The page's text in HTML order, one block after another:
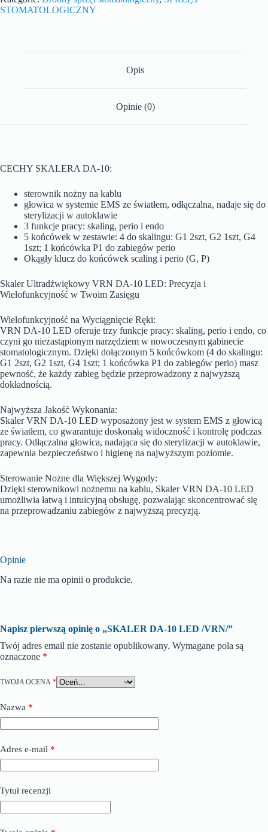
STOMATOLOGICZNY
Opis
Opinie (0)
CECHY SKALERA DA-10:
sterownik nożny na kablu
głowica w systemie EMS ze światłem, odłączalna, nadaje się do
sterylizacji w autoklawie
3 funkcje pracy: skaling, perio i endo
5 końcówek w zestawie: 4 do skalingu: G1 2szt, G2 1szt, G4
1szt; 1 końcówka P1 do zabiegów perio
Okągły klucz do końcówek scaling i perio (G, P)
Skaler Ultradźwiękowy VRN DA-10 LED: Precyzja i
Wielofunkcyjność w Twoim Zasięgu
Wielofunkcyjność na Wyciągnięcie Ręki:
VRN DA-10 LED oferuje trzy funkcje pracy: skaling, perio i endo, co
czyni go niezastąpionym narzędziem w nowoczesnym gabinecie
stomatologicznym. Dzięki dołączonym 5 końcówkom (4 do skalingu:
G1 2szt, G2 1szt, G4 1szt; 1 końcówka P1 do zabiegów perio) masz
pewność, że każdy zabieg będzie przeprowadzony z najwyższą
dokładnością.
Najwyższa Jakość Wykonania:
Skaler VRN DA-10 LED wyposażony jest w system EMS z głowicą
ze światłem, co gwarantuje doskonałą widoczność i kontrolę podczas
pracy. Odłączalna głowica, nadająca się do sterylizacji w autoklawie,
zapewnia bezpieczeństwo i higienę na najwyższym poziomie.
Sterowanie Nożne dla Większej Wygody:
Dzięki sterownikowi nożnemu na kablu, Skaler VRN DA-10 LED
umożliwia łatwą i intuicyjną obsługę, pozwalając skoncentrować się
na przeprowadzaniu zabiegów z najwyższą precyzją.
Opinie
Na razie nie ma opinii o produkcie.
Napisz pierwszą opinię o „SKALER DA-10 LED /VRN/”
Twój adres email nie zostanie opublikowany. Wymagane pola są
oznaczone *
TWOJA OCENA *
Nazwa *
Adres e-mail *
Tytuł recenzji